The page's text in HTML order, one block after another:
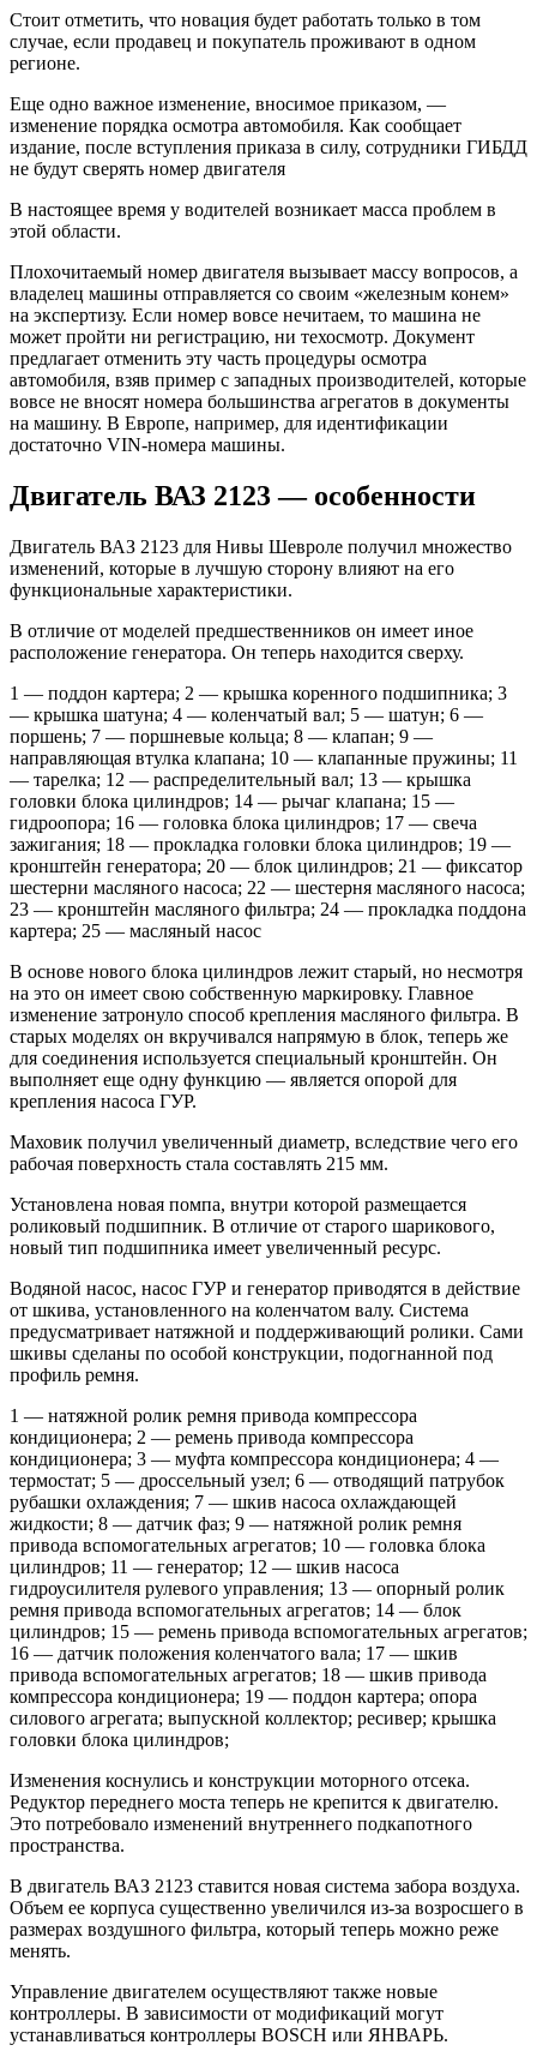
Стоит отметить, что новация будет работать только в том
случае, если продавец и покупатель проживают в одном
регионе.
Еще одно важное изменение, вносимое приказом, —
изменение порядка осмотра автомобиля. Как сообщает
издание, после вступления приказа в силу, сотрудники ГИБДД
не будут сверять номер двигателя
В настоящее время у водителей возникает масса проблем в
этой области.
Плохочитаемый номер двигателя вызывает массу вопросов, а
владелец машины отправляется со своим «железным конем»
на экспертизу. Если номер вовсе нечитаем, то машина не
может пройти ни регистрацию, ни техосмотр. Документ
предлагает отменить эту часть процедуры осмотра
автомобиля, взяв пример с западных производителей, которые
вовсе не вносят номера большинства агрегатов в документы
на машину. В Европе, например, для идентификации
достаточно VIN-номера машины.
Двигатель ВАЗ 2123 — особенности
Двигатель ВАЗ 2123 для Нивы Шевроле получил множество
изменений, которые в лучшую сторону влияют на его
функциональные характеристики.
В отличие от моделей предшественников он имеет иное
расположение генератора. Он теперь находится сверху.
1 — поддон картера; 2 — крышка коренного подшипника; 3
— крышка шатуна; 4 — коленчатый вал; 5 — шатун; 6 —
поршень; 7 — поршневые кольца; 8 — клапан; 9 —
направляющая втулка клапана; 10 — клапанные пружины; 11
— тарелка; 12 — распределительный вал; 13 — крышка
головки блока цилиндров; 14 — рычаг клапана; 15 —
гидроопора; 16 — головка блока цилиндров; 17 — свеча
зажигания; 18 — прокладка головки блока цилиндров; 19 —
кронштейн генератора; 20 — блок цилиндров; 21 — фиксатор
шестерни масляного насоса; 22 — шестерня масляного насоса;
23 — кронштейн масляного фильтра; 24 — прокладка поддона
картера; 25 — масляный насос
В основе нового блока цилиндров лежит старый, но несмотря
на это он имеет свою собственную маркировку. Главное
изменение затронуло способ крепления масляного фильтра. В
старых моделях он вкручивался напрямую в блок, теперь же
для соединения используется специальный кронштейн. Он
выполняет еще одну функцию — является опорой для
крепления насоса ГУР.
Маховик получил увеличенный диаметр, вследствие чего его
рабочая поверхность стала составлять 215 мм.
Установлена новая помпа, внутри которой размещается
роликовый подшипник. В отличие от старого шарикового,
новый тип подшипника имеет увеличенный ресурс.
Водяной насос, насос ГУР и генератор приводятся в действие
от шкива, установленного на коленчатом валу. Система
предусматривает натяжной и поддерживающий ролики. Сами
шкивы сделаны по особой конструкции, подогнанной под
профиль ремня.
1 — натяжной ролик ремня привода компрессора
кондиционера; 2 — ремень привода компрессора
кондиционера; 3 — муфта компрессора кондиционера; 4 —
термостат; 5 — дроссельный узел; 6 — отводящий патрубок
рубашки охлаждения; 7 — шкив насоса охлаждающей
жидкости; 8 — датчик фаз; 9 — натяжной ролик ремня
привода вспомогательных агрегатов; 10 — головка блока
цилиндров; 11 — генератор; 12 — шкив насоса
гидроусилителя рулевого управления; 13 — опорный ролик
ремня привода вспомогательных агрегатов; 14 — блок
цилиндров; 15 — ремень привода вспомогательных агрегатов;
16 — датчик положения коленчатого вала; 17 — шкив
привода вспомогательных агрегатов; 18 — шкив привода
компрессора кондиционера; 19 — поддон картера; опора
силового агрегата; выпускной коллектор; ресивер; крышка
головки блока цилиндров;
Изменения коснулись и конструкции моторного отсека.
Редуктор переднего моста теперь не крепится к двигателю.
Это потребовало изменений внутреннего подкапотного
пространства.
В двигатель ВАЗ 2123 ставится новая система забора воздуха.
Объем ее корпуса существенно увеличился из-за возросшего в
размерах воздушного фильтра, который теперь можно реже
менять.
Управление двигателем осуществляют также новые
контроллеры. В зависимости от модификаций могут
устанавливаться контроллеры BOSCH или ЯНВАРЬ.